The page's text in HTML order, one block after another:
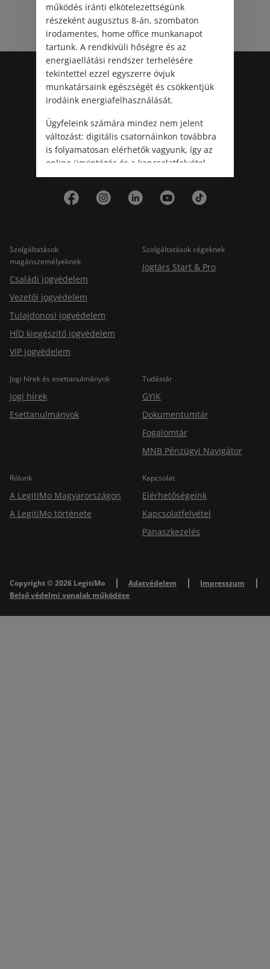
Szolgáltatások
magánszemélyeknek
Családi jogvédelem
Vezetői jogvédelem
Tulajdonosi jogvédelem
HÍD kiegészítő jogvédelem
VIP jogvédelem
Szolgáltatások cégeknek
Jogtárs Start & Pro
Jogi hírek és esettanulmányok
Jogi hírek
Esettanulmányok
Tudástár
GYIK
Dokumentumtár
Fogalomtár
MNB Pénzügyi Navigátor
Rólunk
A LegitiMo Magyarországon
A LegitiMo története
Kapcsolat
Elérhetőségeink
Kapcsolatfelvétel
Panaszkezelés
Copyright © 2026 LegitiMo Adatvédelem
Impresszum
Belső védelmi vonalak működése
működés iránti elkötelezettségünk
részeként augusztus 8-án, szombaton
irodamentes, home office munkanapot
tartunk. A rendkívüli hőségre és az
energiaellátási rendszer terhelésére
tekintettel ezzel egyszerre óvjuk
munkatársaink egészségét és csökkentjük
irodáink energiafelhasználását.
Ügyfeleink számára mindez nem jelent
változást: digitális csatornáinkon továbbra
is folyamatosan elérhetők vagyunk, így az
online ügyintézés és a kapcsolatfelvétel
változatlanul biztosított.